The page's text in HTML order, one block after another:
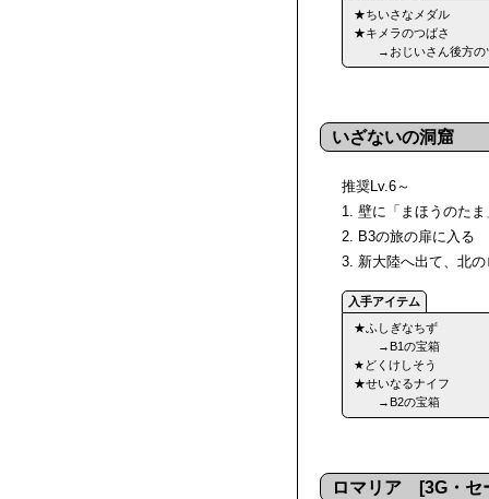
★ちいさなメダル
★キメラのつばさ
→おじいさん後方の
いざないの洞窟
推奨Lv.6～
1. 壁に「まほうのた
2. B3の旅の扉に入る
3. 新大陸へ出て、北
★ふしぎなちず
→B1の宝箱
★どくけしそう
★せいなるナイフ
→B2の宝箱
ロマリア [3G・セ